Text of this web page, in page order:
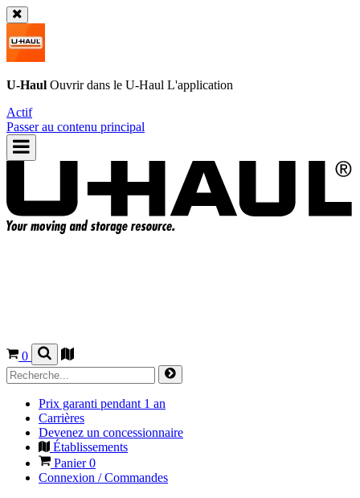
U-Haul Ouvrir dans le U-Haul L'application
Actif
Passer au contenu principal
0
Prix garanti pendant 1 an
Carrières
Devenez un concessionnaire
Établissements
Panier0
Connexion / Commandes